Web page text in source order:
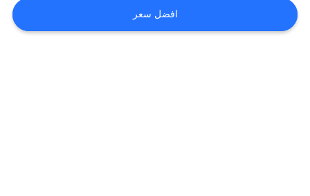
أخبار
افضل سعر